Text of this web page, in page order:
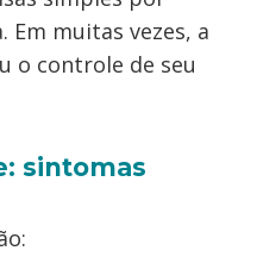
Em muitas vezes, a
o controle de seu
sintomas